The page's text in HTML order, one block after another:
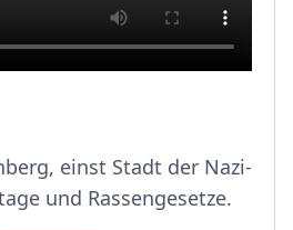
einst Stadt der Nazi-
und Rassengesetze.